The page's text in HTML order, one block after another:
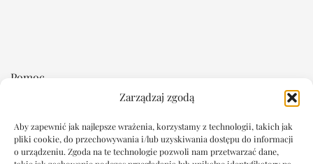
Zarządzaj zgodą
Aby zapewnić jak najlepsze wrażenia, korzystamy z technologii, takich jak
pliki cookie, do przechowywania i/lub uzyskiwania dostępu do informacji
o urządzeniu. Zgoda na te technologie pozwoli nam przetwarzać dane,
Pomoc
Płatność i dostawa
Reklamacje i zwroty